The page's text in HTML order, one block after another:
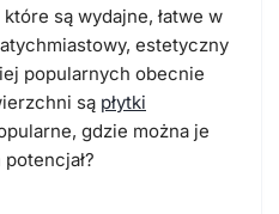
są wydajne, łatwe w
estetyczny
popularnych obecnie
są płytki
gdzie można je